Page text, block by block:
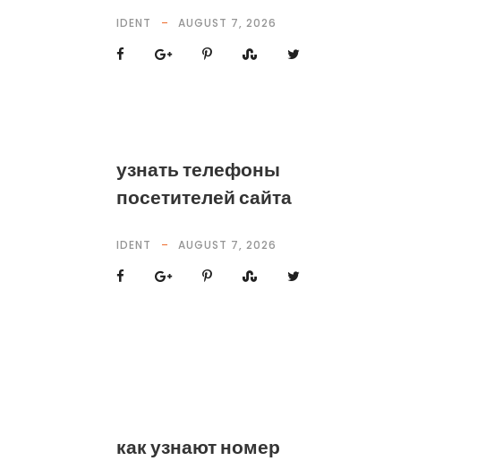
IDENT AUGUST 7, 2026
узнать телефоны
посетителей сайта
IDENT AUGUST 7, 2026
как узнают номер